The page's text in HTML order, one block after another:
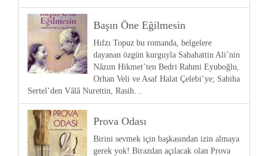
Başın Öne Eğilmesin
Hıfzı Topuz bu romanda, belgelere
dayanan özgün kurguyla Sabahattin Ali’nin
Nâzım Hikmet’ten Bedri Rahmi Eyuboğlu,
Orhan Veli ve Asaf Halat Çelebi’ye; Sabiha
Sertel’den Vâlâ Nurettin, Rasih…
Prova Odası
Birini sevmek için başkasından izin almaya
gerek yok! Birazdan açılacak olan Prova